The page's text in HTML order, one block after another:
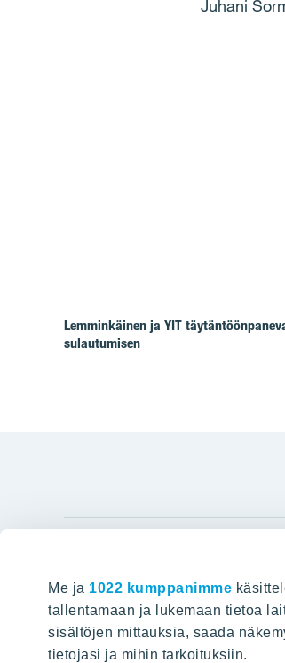
Me ja 1022 kumppanimme
tallentamaan ja lukemaan tietoa
sisältöjen mittauksia, saada
tietojasi ja mihin tarkoituksiin.
Juhani
Lemminkäinen ja YIT
sulautumisen
Hyvin rakennettu huominen
HAKU